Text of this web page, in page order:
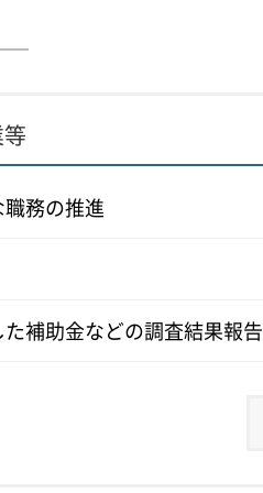
務の推進
補助金などの調査結果報告